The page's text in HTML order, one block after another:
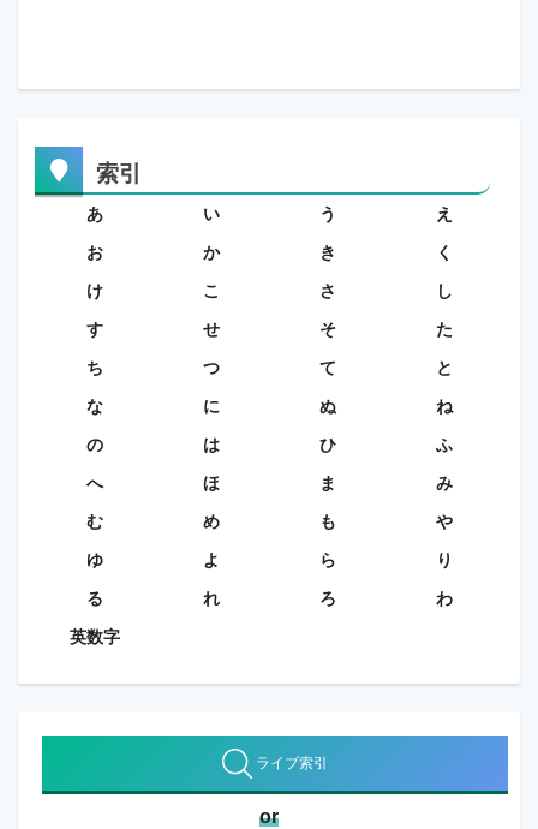
索引
あ い う
え
お
か き
く
け
こ さ
し
す
せ そ
た
ち
つ て
と
な
に ぬ
ね
の
は ひ
ふ
へ
ほ ま
み
む
め も
や
ゆ
よ ら
り
る
れ ろ
わ
英数字
ライブ索引
or